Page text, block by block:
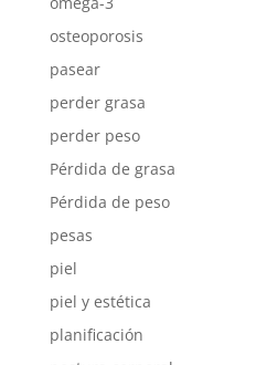
osteoporosis
pasear
perder grasa
perder peso
Pérdida de grasa
Pérdida de peso
pesas
piel
piel y estética
planificación